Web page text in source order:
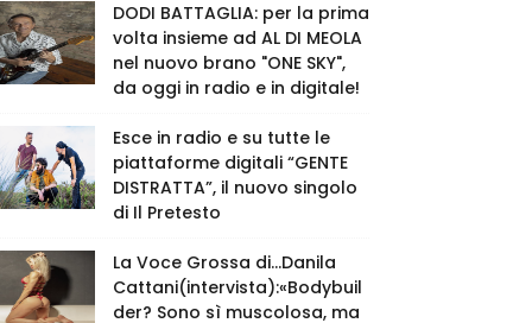
DODI BATTAGLIA: per la prima
volta insieme ad AL DI MEOLA
nel nuovo brano "ONE SKY",
da oggi in radio e in digitale!
Esce in radio e su tutte le
piattaforme digitali “GENTE
DISTRATTA”, il nuovo singolo
di Il Pretesto
La Voce Grossa di…Danila
Cattani(intervista):«Bodybuil
der? Sono sì muscolosa, ma